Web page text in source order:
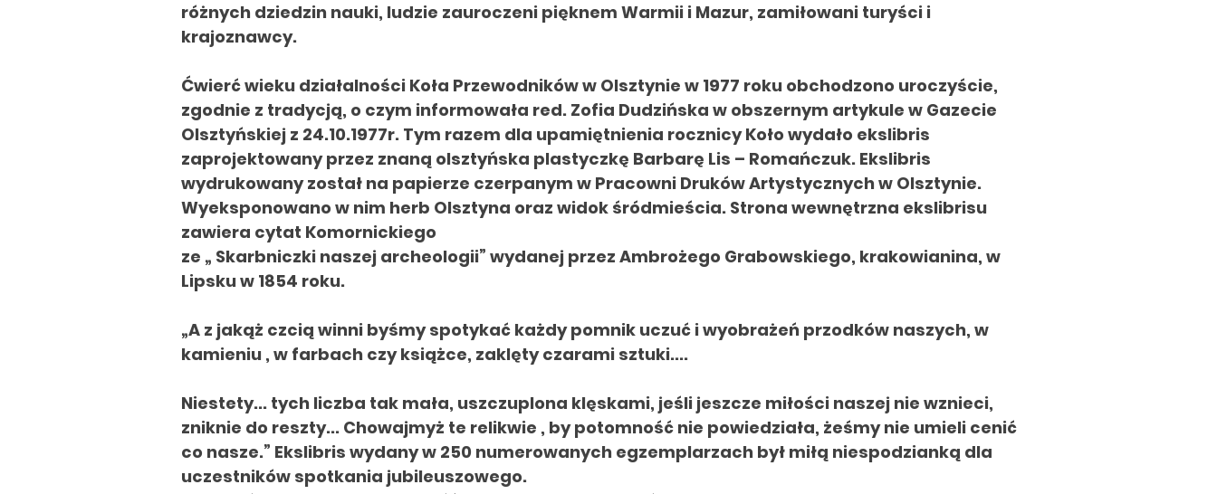
różnych dziedzin nauki, ludzie zauroczeni pięknem Warmii i Mazur, zamiłowani turyści i
krajoznawcy.
Ćwierć wieku działalności Koła Przewodników w Olsztynie w 1977 roku obchodzono uroczyście,
zgodnie z tradycją, o czym informowała red. Zofia Dudzińska w obszernym artykule w Gazecie
Olsztyńskiej z 24.10.1977r. Tym razem dla upamiętnienia rocznicy Koło wydało ekslibris
zaprojektowany przez znaną olsztyńska plastyczkę Barbarę Lis – Romańczuk. Ekslibris
wydrukowany został na papierze czerpanym w Pracowni Druków Artystycznych w Olsztynie.
Wyeksponowano w nim herb Olsztyna oraz widok śródmieścia. Strona wewnętrzna ekslibrisu
zawiera cytat Komornickiego
ze „ Skarbniczki naszej archeologii” wydanej przez Ambrożego Grabowskiego, krakowianina, w
Lipsku w 1854 roku.
„A z jakąż czcią winni byśmy spotykać każdy pomnik uczuć i wyobrażeń przodków naszych, w
kamieniu , w farbach czy książce, zaklęty czarami sztuki....
Niestety... tych liczba tak mała, uszczuplona klęskami, jeśli jeszcze miłości naszej nie wznieci,
zniknie do reszty... Chowajmyż te relikwie , by potomność nie powiedziała, żeśmy nie umieli cenić
co nasze.” Ekslibris wydany w 250 numerowanych egzemplarzach był miłą niespodzianką dla
uczestników spotkania jubileuszowego.